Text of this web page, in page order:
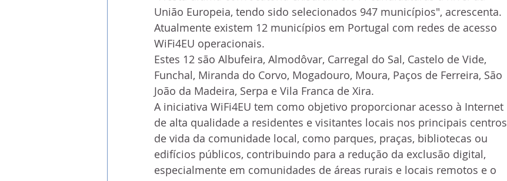
União Europeia, tendo sido selecionados 947 municípios", acrescenta.
Atualmente existem 12 municípios em Portugal com redes de acesso
WiFi4EU operacionais.
Estes 12 são Albufeira, Almodôvar, Carregal do Sal, Castelo de Vide,
Funchal, Miranda do Corvo, Mogadouro, Moura, Paços de Ferreira, São
João da Madeira, Serpa e Vila Franca de Xira.
A iniciativa WiFi4EU tem como objetivo proporcionar acesso à Internet
de alta qualidade a residentes e visitantes locais nos principais centros
de vida da comunidade local, como parques, praças, bibliotecas ou
edifícios públicos, contribuindo para a redução da exclusão digital,
especialmente em comunidades de áreas rurais e locais remotos e o